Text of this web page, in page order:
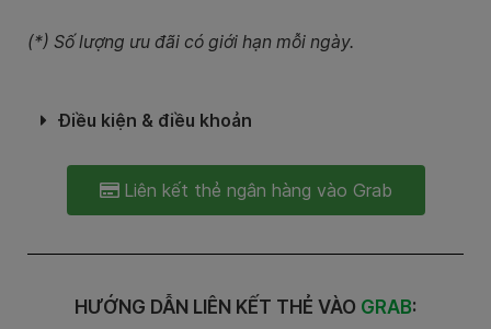
(*) Số lượng ưu đãi có giới hạn mỗi ngày.
Điều kiện & điều khoản
Liên kết thẻ ngân hàng vào Grab
HƯỚNG DẪN LIÊN KẾT THẺ VÀO GRAB: